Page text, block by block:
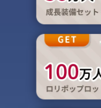
成長装備セ